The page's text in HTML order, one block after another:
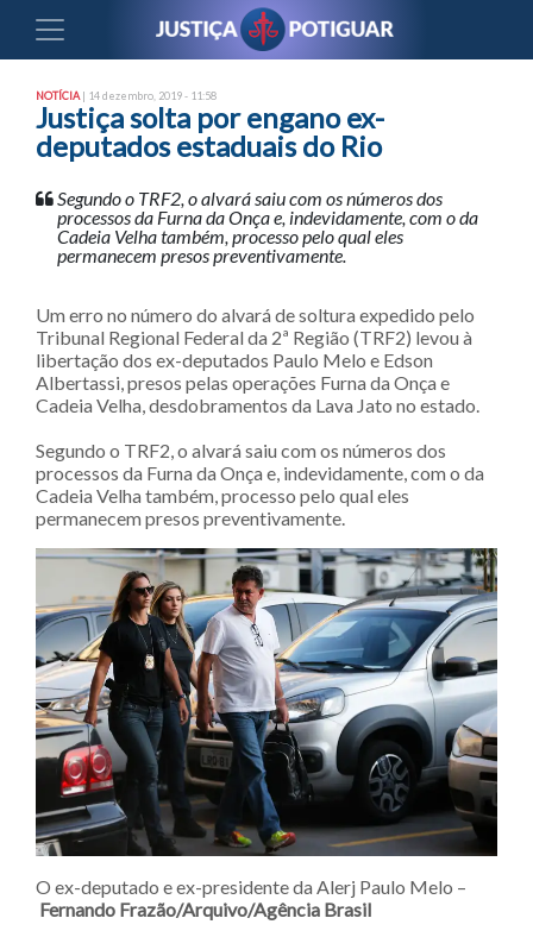
NOTÍCIA | 14 dezembro, 2019 - 11:58
Justiça solta por engano ex-
deputados estaduais do Rio
Segundo o TRF2, o alvará saiu com os números dos
processos da Furna da Onça e, indevidamente, com o da
Cadeia Velha também, processo pelo qual eles
permanecem presos preventivamente.
Um erro no número do alvará de soltura expedido pelo
Tribunal Regional Federal da 2ª Região (TRF2) levou à
libertação dos ex-deputados Paulo Melo e Edson
Albertassi, presos pelas operações Furna da Onça e
Cadeia Velha, desdobramentos da Lava Jato no estado.
Segundo o TRF2, o alvará saiu com os números dos
processos da Furna da Onça e, indevidamente, com o da
Cadeia Velha também, processo pelo qual eles
permanecem presos preventivamente.
O ex-deputado e ex-presidente da Alerj Paulo Melo –
Fernando Frazão/Arquivo/Agência Brasil